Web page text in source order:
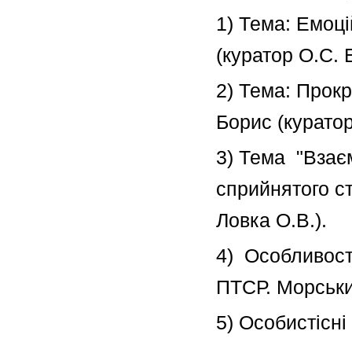
1) Тема:
(куратор О.С.
2) Тема:
Борис
3) Тема
сприйнятого
Ловка О.В.).
4)
ПТСР.
5)